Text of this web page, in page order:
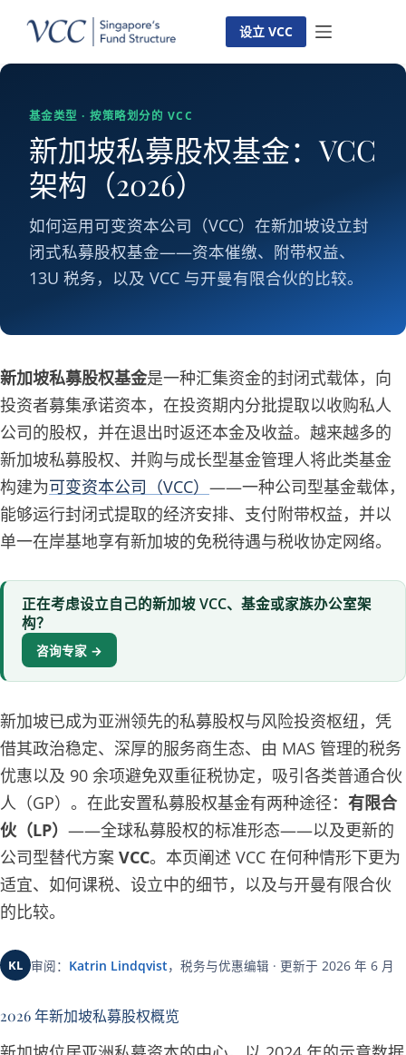
容
设立 VCC
基金类型 · 按策略划分的 VCC
新加坡私募股权基金：VCC
架构（2026）
如何运用可变资本公司（VCC）在新加坡设立封
闭式私募股权基金——资本催缴、附带权益、
13U 税务，以及 VCC 与开曼有限合伙的比较。
新加坡私募股权基金是一种汇集资金的封闭式载体，向
投资者募集承诺资本，在投资期内分批提取以收购私人
公司的股权，并在退出时返还本金及收益。越来越多的
新加坡私募股权、并购与成长型基金管理人将此类基金
构建为可变资本公司（VCC） ——一种公司型基金载体，
能够运行封闭式提取的经济安排、支付附带权益，并以
单一在岸基地享有新加坡的免税待遇与税收协定网络。
正在考虑设立自己的新加坡 VCC、基金或家族办公室架
构？
咨询专家 →
新加坡已成为亚洲领先的私募股权与风险投资枢纽，凭
借其政治稳定、深厚的服务商生态、由 MAS 管理的税务
优惠以及 90 余项避免双重征税协定，吸引各类普通合伙
人（GP）。在此安置私募股权基金有两种途径： 有限合
伙（LP） ——全球私募股权的标准形态——以及更新的
公司型替代方案 VCC。本页阐述 VCC 在何种情形下更为
适宜、如何课税、设立中的细节，以及与开曼有限合伙
的比较。
KL 审阅： Katrin Lindqvist，税务与优惠编辑 · 更新于 2026 年 6 月
2026 年新加坡私募股权概览